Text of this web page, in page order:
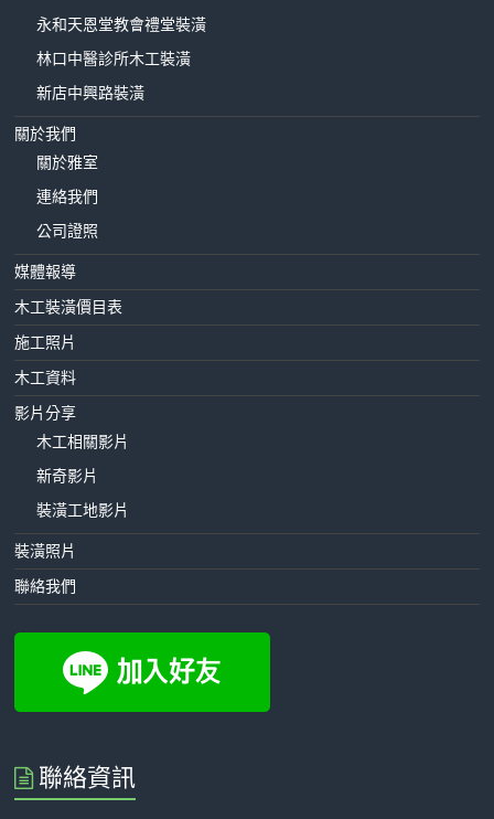
永和天恩堂教會禮堂裝潢
林口中醫診所木工裝潢
新店中興路裝潢
關於我們
關於雅室
連絡我們
公司證照
媒體報導
木工裝潢價目表
施工照片
木工資料
影片分享
木工相關影片
新奇影片
裝潢工地影片
裝潢照片
聯絡我們
聯絡資訊